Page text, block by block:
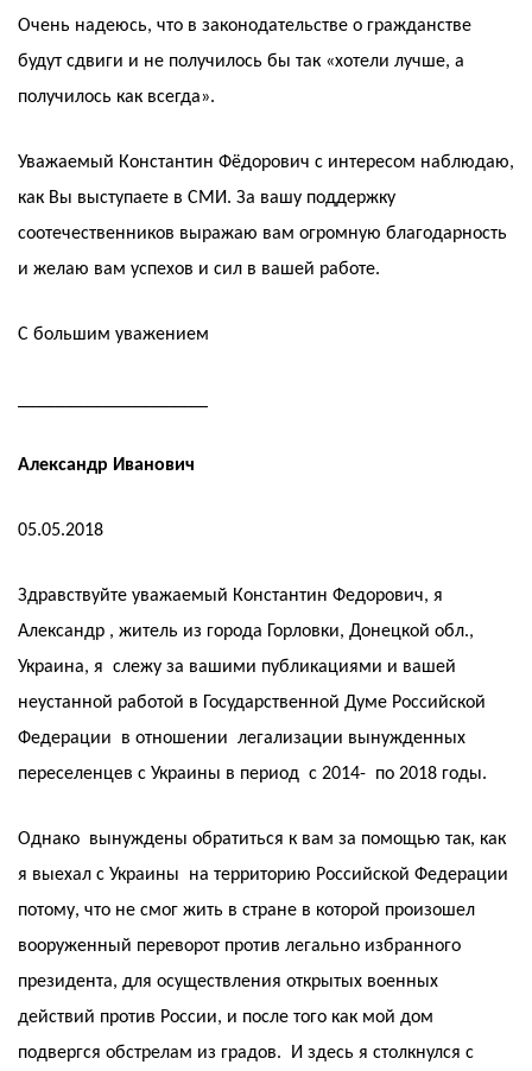
Очень надеюсь, что в законодательстве о гражданстве
будут сдвиги и не получилось бы так «хотели лучше, а
получилось как всегда».
Уважаемый Константин Фёдорович с интересом наблюдаю,
как Вы выступаете в СМИ. За вашу поддержку
соотечественников выражаю вам огромную благодарность
и желаю вам успехов и сил в вашей работе.
С большим уважением
Александр Иванович
05.05.2018
Здравствуйте уважаемый Константин Федорович, я
Александр , житель из города Горловки, Донецкой обл.,
Украина, я слежу за вашими публикациями и вашей
неустанной работой в Государственной Думе Российской
Федерации в отношении легализации вынужденных
переселенцев с Украины в период с 2014- по 2018 годы.
Однако вынуждены обратиться к вам за помощью так, как
я выехал с Украины на территорию Российской Федерации
потому, что не смог жить в стране в которой произошел
вооруженный переворот против легально избранного
президента, для осуществления открытых военных
действий против России, и после того как мой дом
подвергся обстрелам из градов. И здесь я столкнулся с